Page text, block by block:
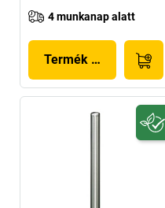
4 munkanap alatt
Termék megjelenítése